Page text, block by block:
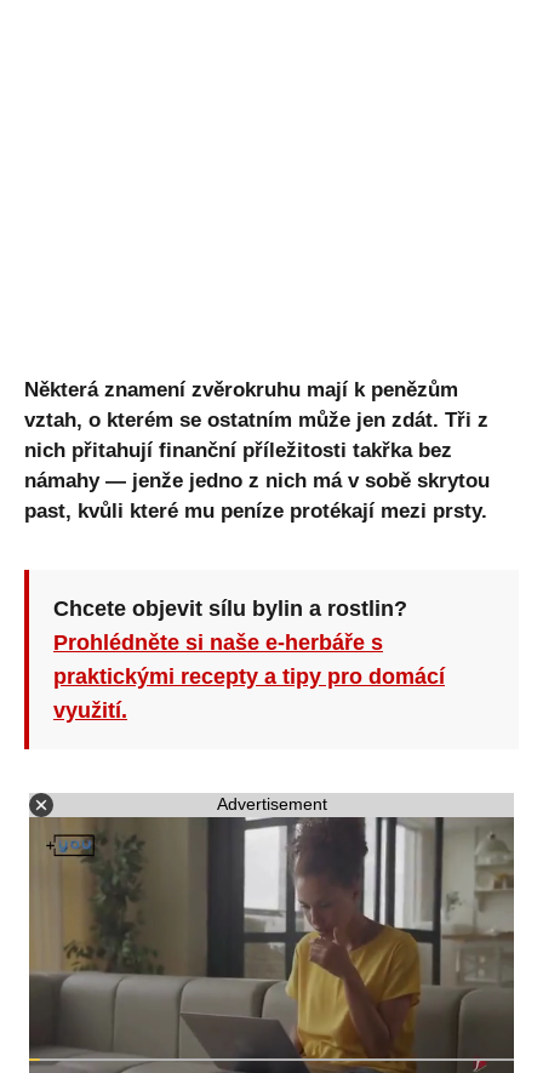
Některá znamení zvěrokruhu mají k penězům
vztah, o kterém se ostatním může jen zdát. Tři z
nich přitahují finanční příležitosti takřka bez
námahy — jenže jedno z nich má v sobě skrytou
past, kvůli které mu peníze protékají mezi prsty.
Chcete objevit sílu bylin a rostlin?
Prohlédněte si naše e-herbáře s
praktickými recepty a tipy pro domácí
využití.
Advertisement